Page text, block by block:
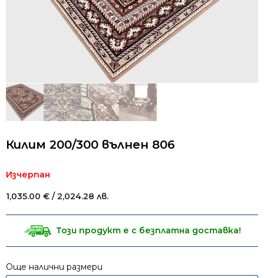
Килим 200/300 вълнен 806
Изчерпан
1,035.00 € / 2,024.28 лв.
Този продукт е с безплатна доставка!
Още налични размери